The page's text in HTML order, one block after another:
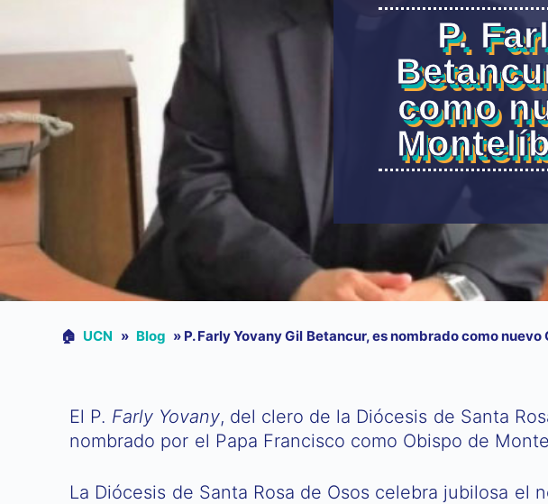
P.
como
🏠︎ UCN » Blog » P. Farly Yovany Gil Betancur, es nombrado como
El P. Farly Yovany, del clero de la Diócesis de Santa
nombrado por el Papa Francisco como Obispo de
La Diócesis de Santa Rosa de Osos celebra jubilosa